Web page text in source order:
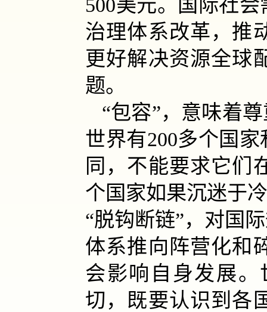
500美元。国际社
治理体系改革，推
更好解决资源全球
题。
“包容”，意味着
世界有200多个国
同，不能要求它们
个国家如果沉迷于
“脱钩断链”，对国
体系推向阵营化和
会影响自身发展
切，既要认识到各